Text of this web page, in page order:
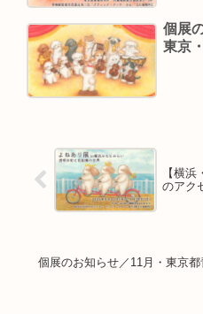
個展
東京
【横
のアク
個展のお知らせ／11月・東京